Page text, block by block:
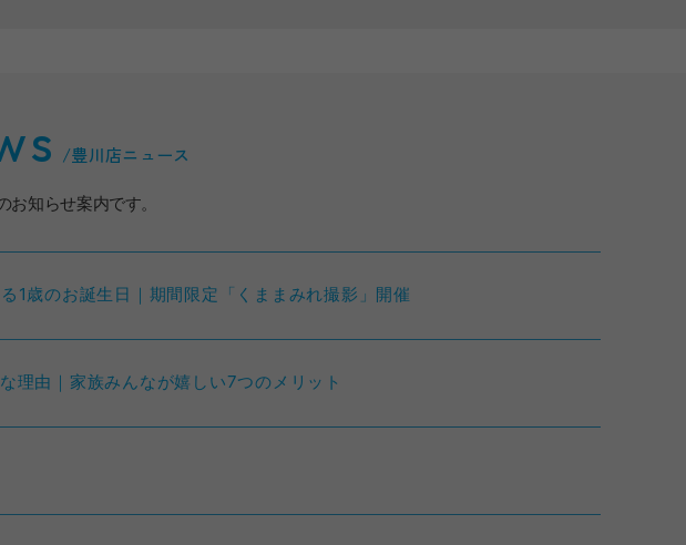
/豊川店ニュース
お知らせ案内です。
1歳のお誕生日｜期間限定「くままみれ撮影」開催
理由｜家族みんなが嬉しい7つのメリット